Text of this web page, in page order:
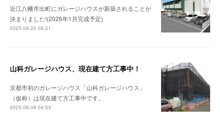
近江八幡市出町にガレージハウスが新築されることが
決まりました!(2026年1月完成予定)
2025.09.20 06:21
山科ガレージハウス、現在建て方工事中！
京都市初のガレージハウス「山科ガレージハウス」
（仮称）は現在建て方工事中です。
2025.08.08 04:53